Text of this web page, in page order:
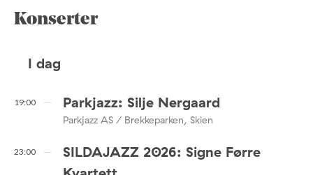
Konserter
I dag
19:00 Parkjazz: Silje Nergaard
Parkjazz AS / Brekkeparken, Skien
23:00
SILDAJAZZ 2026: Signe Førre